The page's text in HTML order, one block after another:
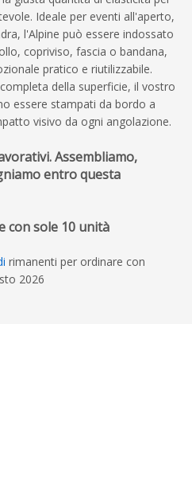
Ideale per eventi all'aperto,
l'Alpine può essere indossato
copriviso, fascia o bandana,
pratico e riutilizzabile.
della superficie, il vostro
essere stampati da bordo a
visivo da ogni angolazione.
Assembliamo,
entro questa
con sole 10 unità
rimanenti per ordinare con
2026